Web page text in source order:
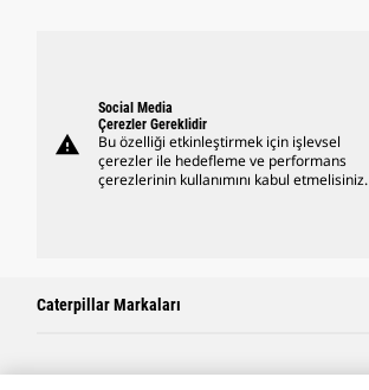
warning
Social Media
Çerezler Gereklidir
Bu özelliği etkinleştirmek için işlevsel
çerezler ile hedefleme ve performans
çerezlerinin kullanımını kabul etmelisiniz.
Caterpillar Markaları